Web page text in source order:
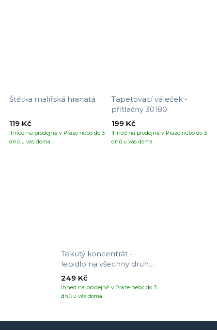
Štětka malířská hranatá
Ihned na prodejně v Praze nebo do 3
dnů u vás doma
119 Kč
Tapetovací váleček -
přítlačný 30180
Ihned na prodejně v Praze nebo do 3
dnů u vás doma
199 Kč
Tekutý koncentrát -
lepidlo na všechny druhy
tapet
Ihned na prodejně v Praze nebo do 3
dnů u vás doma
249 Kč